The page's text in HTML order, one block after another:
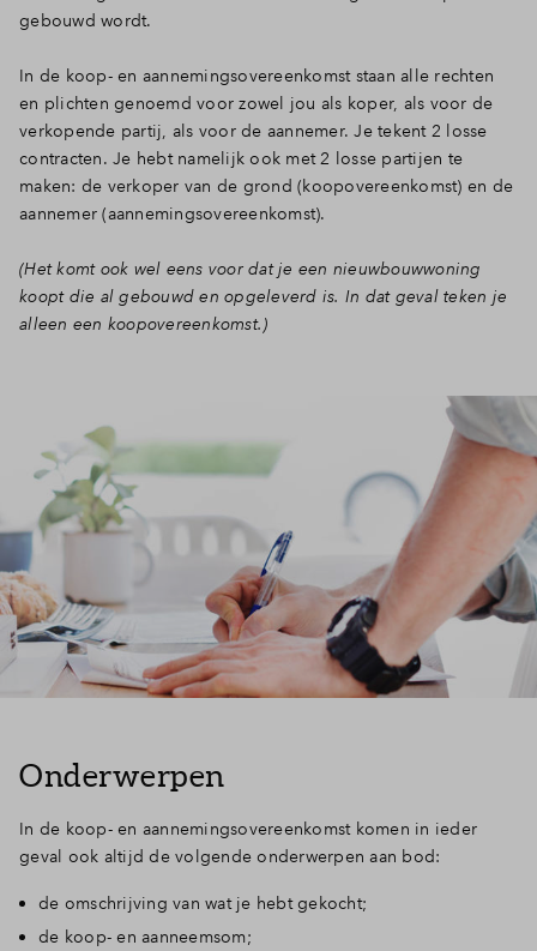
gebouwd wordt.
In de koop- en aannemingsovereenkomst staan alle rechten
en plichten genoemd voor zowel jou als koper, als voor de
verkopende partij, als voor de aannemer. Je tekent 2 losse
contracten. Je hebt namelijk ook met 2 losse partijen te
maken: de verkoper van de grond (koopovereenkomst) en de
aannemer (aannemingsovereenkomst).
(Het komt ook wel eens voor dat je een nieuwbouwwoning
koopt die al gebouwd en opgeleverd is. In dat geval teken je
alleen een koopovereenkomst.)
Onderwerpen
In de koop- en aannemingsovereenkomst komen in ieder
geval ook altijd de volgende onderwerpen aan bod:
de omschrijving van wat je hebt gekocht;
de koop- en aanneemsom;